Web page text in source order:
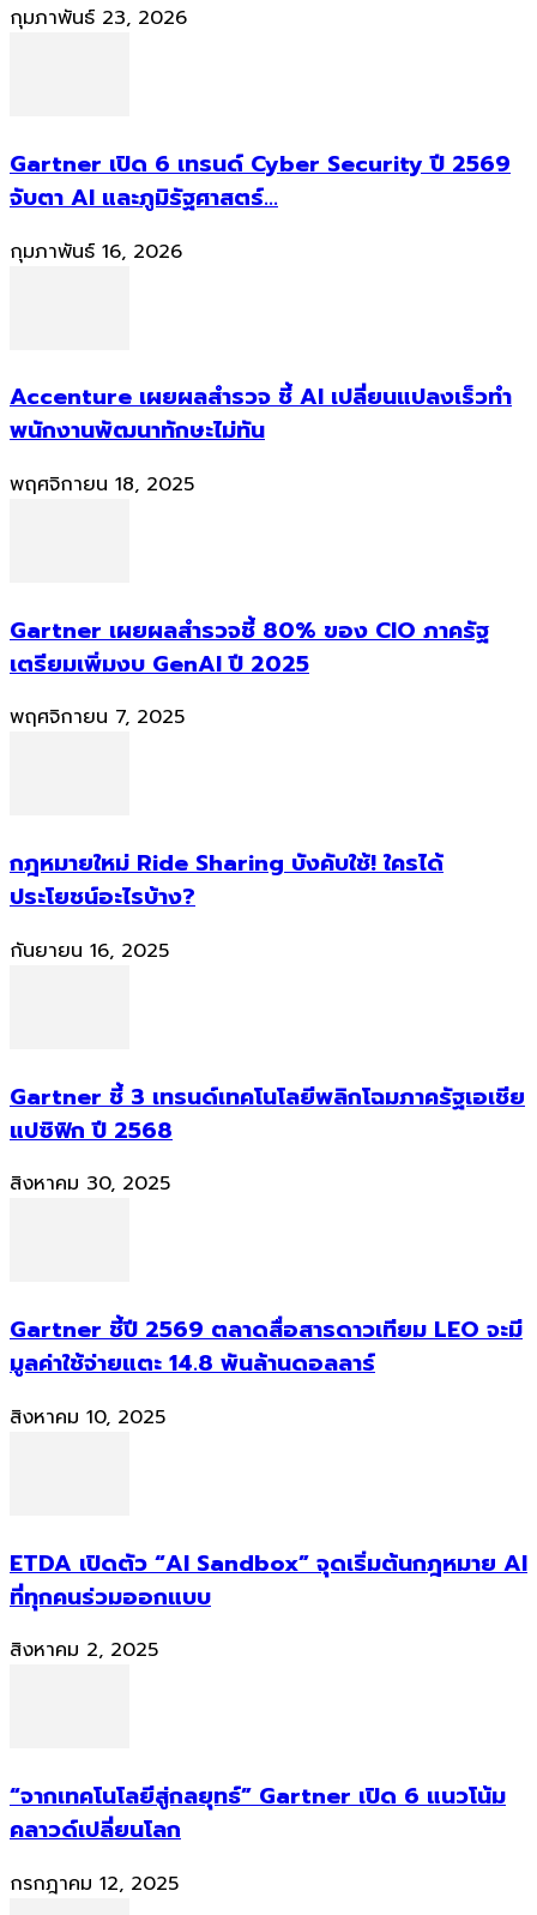
กุมภาพันธ์ 23, 2026
Gartner เปิด 6 เทรนด์ Cyber Security ปี 2569
จับตา AI และภูมิรัฐศาสตร์...
กุมภาพันธ์ 16, 2026
Accenture เผยผลสำรวจ ชี้ AI เปลี่ยนแปลงเร็วทำ
พนักงานพัฒนาทักษะไม่ทัน
พฤศจิกายน 18, 2025
Gartner เผยผลสำรวจชี้ 80% ของ CIO ภาครัฐ
เตรียมเพิ่มงบ GenAI ปี 2025
พฤศจิกายน 7, 2025
กฎหมายใหม่ Ride Sharing บังคับใช้! ใครได้
ประโยชน์อะไรบ้าง?
กันยายน 16, 2025
Gartner ชี้ 3 เทรนด์เทคโนโลยีพลิกโฉมภาครัฐเอเชีย
แปซิฟิก ปี 2568
สิงหาคม 30, 2025
Gartner ชี้ปี 2569 ตลาดสื่อสารดาวเทียม LEO จะมี
มูลค่าใช้จ่ายแตะ 14.8 พันล้านดอลลาร์
สิงหาคม 10, 2025
ETDA เปิดตัว “AI Sandbox” จุดเริ่มต้นกฎหมาย AI
ที่ทุกคนร่วมออกแบบ
สิงหาคม 2, 2025
“จากเทคโนโลยีสู่กลยุทธ์” Gartner เปิด 6 แนวโน้ม
คลาวด์เปลี่ยนโลก
กรกฎาคม 12, 2025